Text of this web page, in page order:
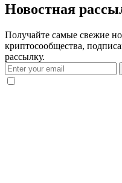
Новостная
Получайте самые свежие
криптосообщества,
рассылку.